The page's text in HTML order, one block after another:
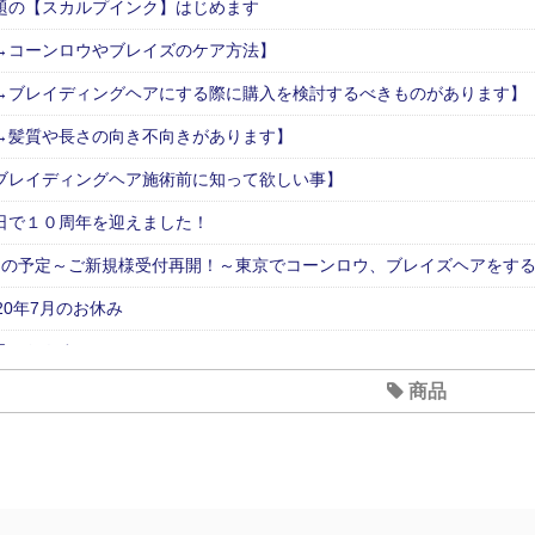
の【スカルプインク】はじめます
コーンロウやブレイズのケア方法】
ブレイディングヘアにする際に購入を検討するべきものがあります】
髪質や長さの向き不向きがあります】
レイディングヘア施術前に知って欲しい事】
で１０周年を迎えました！
予定～ご新規様受付再開！～東京でコーンロウ、ブレイズヘアをす
年7月のお休み
のおやすみ
商品